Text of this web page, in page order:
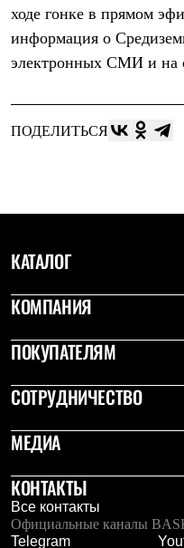
Брюки
Утепленная синтетикой
Комбинезоны
Куртки
Толстовки
Куртки
Комбинезоны
Комплект термобелья
Снаряжение
Палатки
Аксессуары для палаток
Рюкзаки
Легкоходные
Альпинистские
Городские
Аксессуары для рюкзаков
Спальные мешки
Пуховые
Комбинированные
ходе гонке в прямом
информация о
электронных СМИ и на
ПОДЕЛИТЬСЯ
КАТАЛОГ
КОМПАНИЯ
ПОКУПАТЕЛЯМ
СОТРУДНИЧЕСТВО
МЕДИА
КОНТАКТЫ
Все контакты
Официальные каналы
Telegram